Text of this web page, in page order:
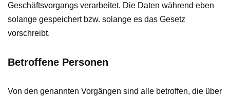
Geschäftsvorgangs verarbeitet. Die Daten während eben
solange gespeichert bzw. solange es das Gesetz
vorschreibt.
Betroffene Personen
Von den genannten Vorgängen sind alle betroffen, die über